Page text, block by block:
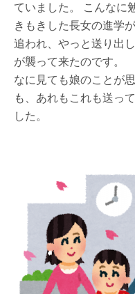
ていました。
こんなに
きもきした長女の進学
追われ、やっと送り出
が襲って来たのです。
なに見ても娘のことが
も、あれもこれも送っ
した。